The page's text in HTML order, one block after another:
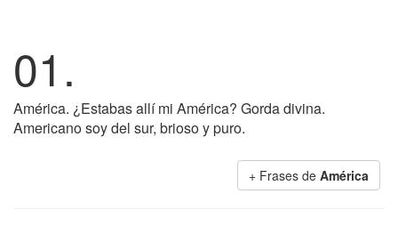
01.
América. ¿Estabas allí mi América? Gorda divina.
Americano soy del sur, brioso y puro.
+ Frases de América